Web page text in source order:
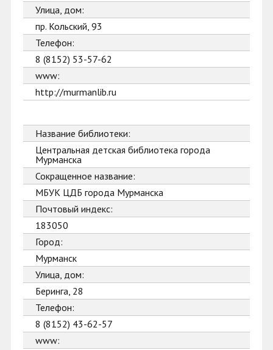
Улица, дом:
пр. Кольский, 93
Телефон:
8 (8152) 53-57-62
www:
http://murmanlib.ru
Название библиотеки:
Центральная детская библиотека города
Мурманска
Сокращенное название:
МБУК ЦДБ города Мурманска
Почтовый индекс:
183050
Город:
Мурманск
Улица, дом:
Беринга, 28
Телефон:
8 (8152) 43-62-57
www: